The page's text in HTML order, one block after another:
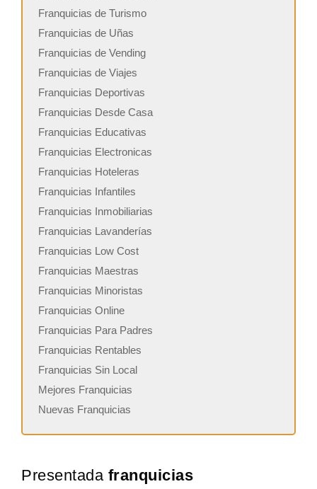
Franquicias de Turismo
Franquicias de Uñas
Franquicias de Vending
Franquicias de Viajes
Franquicias Deportivas
Franquicias Desde Casa
Franquicias Educativas
Franquicias Electronicas
Franquicias Hoteleras
Franquicias Infantiles
Franquicias Inmobiliarias
Franquicias Lavanderías
Franquicias Low Cost
Franquicias Maestras
Franquicias Minoristas
Franquicias Online
Franquicias Para Padres
Franquicias Rentables
Franquicias Sin Local
Mejores Franquicias
Nuevas Franquicias
Presentada franquicias